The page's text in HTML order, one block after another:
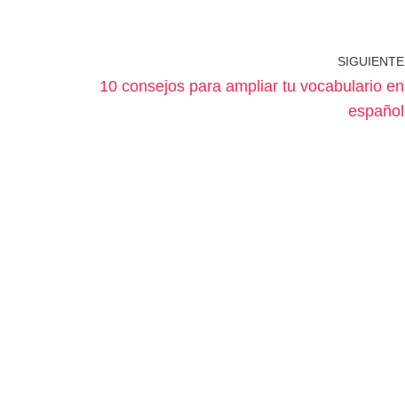
SIGUIENTE
10 consejos para ampliar tu vocabulario en
español